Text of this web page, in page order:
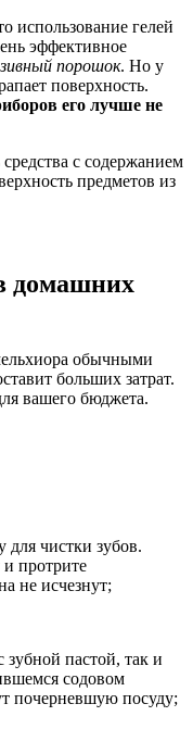
использование гелей
эффективное
порошок. Но у
поверхность.
его лучше не
с содержанием
предметов из
домашних
обычными
больших затрат.
вашего бюджета.
чистки зубов.
протрите
не исчезнут;
зубной пастой, так и
содовом
почерневшую посуду;